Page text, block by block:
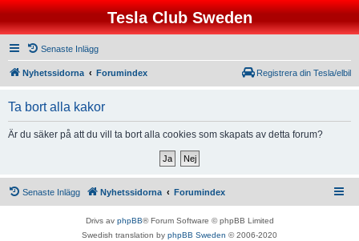
Tesla Club Sweden
Senaste Inlägg
Nyhetssidorna Forumindex Registrera din Tesla/elbil
Ta bort alla kakor
Är du säker på att du vill ta bort alla cookies som skapats av detta forum?
Senaste Inlägg Nyhetssidorna Forumindex
Drivs av phpBB® Forum Software © phpBB Limited
Swedish translation by phpBB Sweden © 2006-2020